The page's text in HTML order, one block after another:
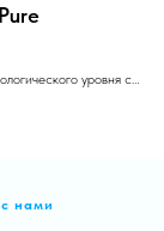
уровня с
нами